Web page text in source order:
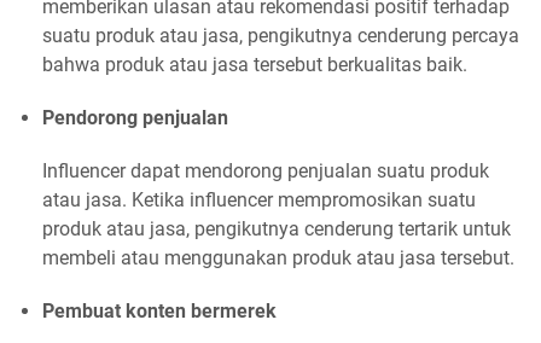
memberikan ulasan atau rekomendasi positif terhadap
suatu produk atau jasa, pengikutnya cenderung percaya
bahwa produk atau jasa tersebut berkualitas baik.
Pendorong penjualan
Influencer dapat mendorong penjualan suatu produk
atau jasa. Ketika influencer mempromosikan suatu
produk atau jasa, pengikutnya cenderung tertarik untuk
membeli atau menggunakan produk atau jasa tersebut.
Pembuat konten bermerek